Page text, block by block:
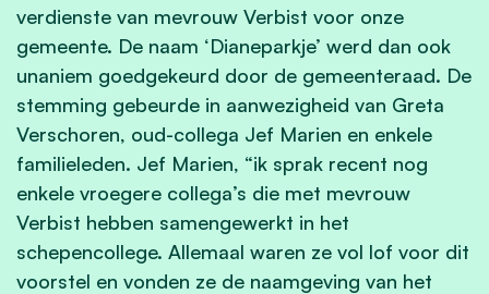
verdienste van mevrouw Verbist voor onze
gemeente. De naam ‘Dianeparkje’ werd dan ook
unaniem goedgekeurd door de gemeenteraad. De
stemming gebeurde in aanwezigheid van Greta
Verschoren, oud-collega Jef Marien en enkele
familieleden. Jef Marien, “ik sprak recent nog
enkele vroegere collega’s die met mevrouw
Verbist hebben samengewerkt in het
schepencollege. Allemaal waren ze vol lof voor dit
voorstel en vonden ze de naamgeving van het